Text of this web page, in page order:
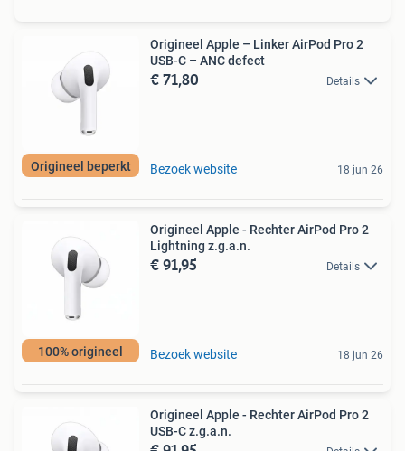
Origineel beperkt
Origineel Apple – Linker AirPod Pro 2
USB-C – ANC defect
€ 71,80 Details
Bezoek website 18 jun 26
100% origineel
Origineel Apple - Rechter AirPod Pro 2
Lightning z.g.a.n.
€ 91,95 Details
Bezoek website 18 jun 26
Origineel Apple - Rechter AirPod Pro 2
USB-C z.g.a.n.